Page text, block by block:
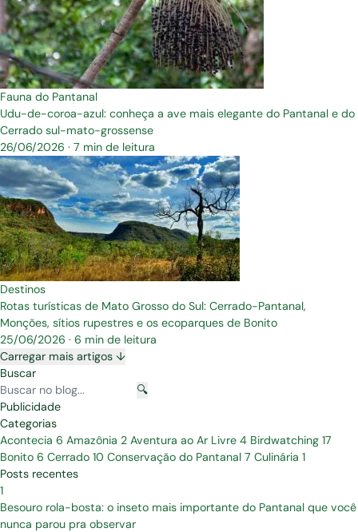
Fauna do Pantanal
Udu-de-coroa-azul: conheça a ave mais elegante do Pantanal e do
Cerrado sul-mato-grossense
26/06/2026 · 7 min de leitura
Destinos
Rotas turísticas de Mato Grosso do Sul: Cerrado-Pantanal,
Monções, sítios rupestres e os ecoparques de Bonito
25/06/2026 · 6 min de leitura
Carregar mais artigos ↓
Buscar
🔍
Publicidade
Categorias
Acontecia 6 Amazônia 2 Aventura ao Ar Livre 4 Birdwatching 17
Bonito 6 Cerrado 10 Conservação do Pantanal 7 Culinária 1
Posts recentes
1
Besouro rola-bosta: o inseto mais importante do Pantanal que você
nunca parou pra observar